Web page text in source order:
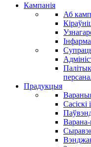
Кампанія
Аб
Прадукцыя
Сасіскі